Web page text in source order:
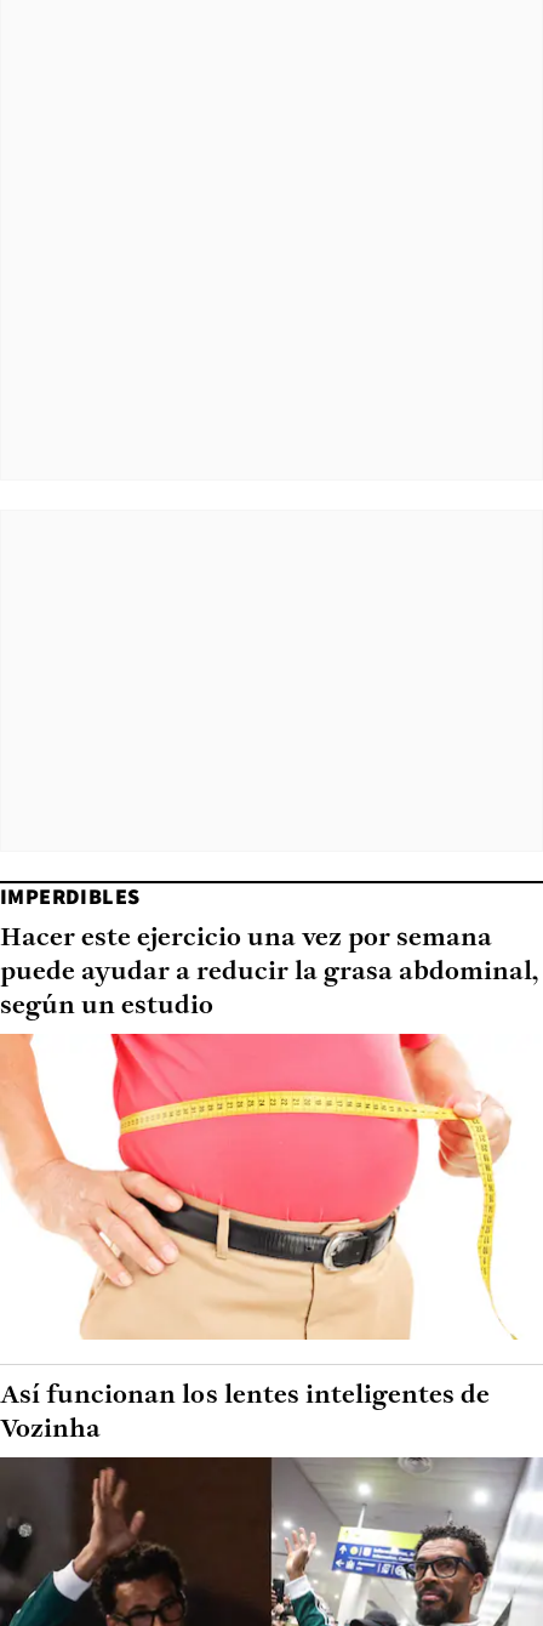
IMPERDIBLES
Hacer este ejercicio una vez por semana
puede ayudar a reducir la grasa abdominal,
según un estudio
Así funcionan los lentes inteligentes de
Vozinha